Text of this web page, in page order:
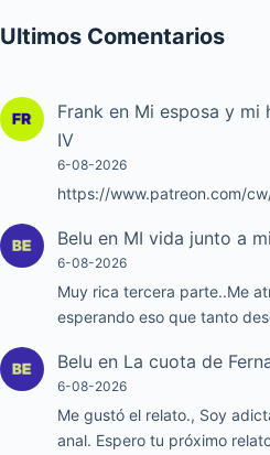
Ultimos Comentarios
Frank en Mi esposa y mi
IV
6-08-2026
https://www.patreon.com/
Belu en MI vida junto a
6-08-2026
Muy rica tercera parte..Me
esperando eso que tanto
Belu en La cuota de
6-08-2026
Me gustó el relato., Soy
anal. Espero tu próximo